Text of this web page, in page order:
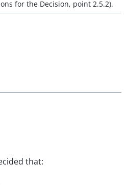
for the Decision, point 2.5.2).
that: